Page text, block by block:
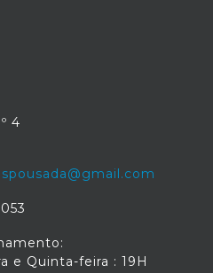
4
e Quinta-feira : 19H